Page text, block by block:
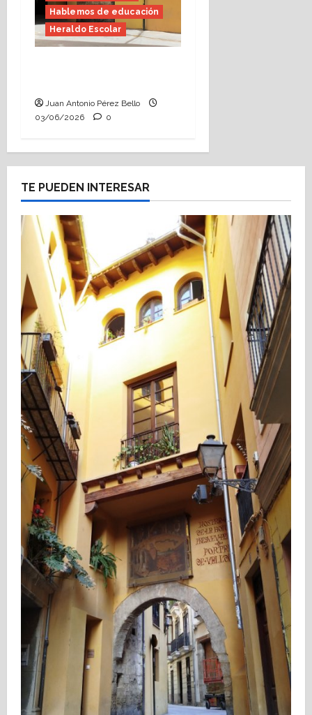
Hablemos de educación
Heraldo Escolar
Juan Antonio Pérez Bello
03/06/2026
0
TE PUEDEN INTERESAR